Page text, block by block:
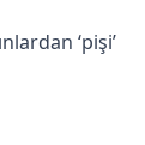
‘pişi’